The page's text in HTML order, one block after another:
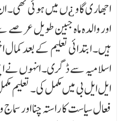
اجھاری گاو ¿ں میں ہوئی تھی۔
اور والدہ ماہ جبین طویل
ہیں۔ ابتدائی تعلیم کے بعد کمال
اسلامیہ سے ڈگری۔ انہوں نے
ایل ایل بی میں مکمل کی۔
فعال سیاست کا راستہ چنا اور